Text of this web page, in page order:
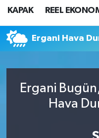
KAPAK REEL
Ergani Hava
Ergani
Hava
DESTEK-TEŞVİK
ETKİNLİK
HABERLER